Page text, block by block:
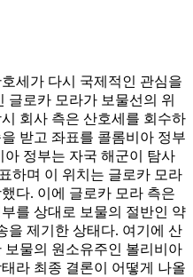
세가 다시 국제적인 관심을
글로카 모라가 보물선의 위
회사 측은 산호세를 회수하
받고 좌표를 콜롬비아 정부
아 정부는 자국 해군이 탐사
하며 이 위치는 글로카 모라
다. 이에 글로카 모라 측은
를 상대로 보물의 절반인 약
을 제기한 상태다. 여기에 산
물의 원소유주인 볼리비아
라 최종 결론이 어떻게 나올